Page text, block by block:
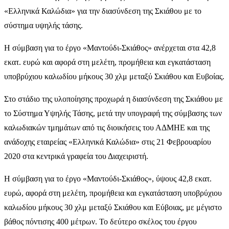
«Ελληνικά Καλώδια» για την διασύνδεση της Σκιάθου με το
σύστημα υψηλής τάσης.
Η σύμβαση για το έργο «Μαντούδι-Σκιάθος» ανέρχεται στα 42,8
εκατ. ευρώ και αφορά στη μελέτη, προμήθεια και εγκατάσταση
υποβρύχιου καλωδίου μήκους 30 χλμ μεταξύ Σκιάθου και Ευβοίας.
Στο στάδιο της υλοποίησης προχωρά η διασύνδεση της Σκιάθου με
το Σύστημα Υψηλής Τάσης, μετά την υπογραφή της σύμβασης των
καλωδιακών τμημάτων από τις διοικήσεις του ΑΔΜΗΕ και της
ανάδοχης εταιρείας «Ελληνικά Καλώδια» στις 21 Φεβρουαρίου
2020 στα κεντρικά γραφεία του Διαχειριστή.
Η σύμβαση για το έργο «Μαντούδι-Σκιάθος», ύψους 42,8 εκατ.
ευρώ, αφορά στη μελέτη, προμήθεια και εγκατάσταση υποβρύχιου
καλωδίου μήκους 30 χλμ μεταξύ Σκιάθου και Εύβοιας, με μέγιστο
βάθος πόντισης 400 μέτρων. Το δεύτερο σκέλος του έργου